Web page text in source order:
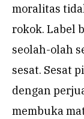
moralitas
rokok. Label
seolah-olah
sesat. Sesat
dengan
membuka